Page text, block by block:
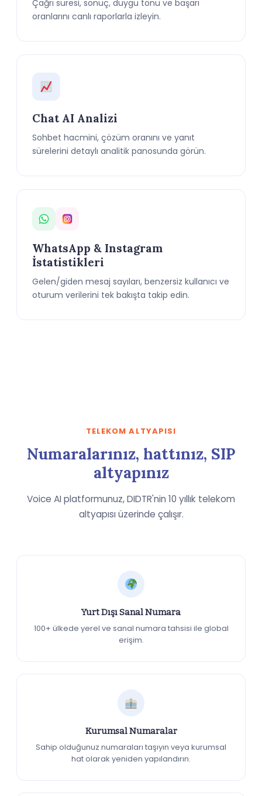
Çağrı süresi, sonuç, duygu tonu ve başarı
oranlarını canlı raporlarla izleyin.
Chat AI Analizi
Sohbet hacmini, çözüm oranını ve yanıt
sürelerini detaylı analitik panosunda görün.
WhatsApp & Instagram
İstatistikleri
Gelen/giden mesaj sayıları, benzersiz kullanıcı ve
oturum verilerini tek bakışta takip edin.
TELEKOM ALTYAPISI
Numaralarınız, hattınız, SIP
altyapınız
Voice AI platformunuz, DIDTR'nin 10 yıllık telekom
altyapısı üzerinde çalışır.
Yurt Dışı Sanal Numara
100+ ülkede yerel ve sanal numara tahsisi ile global
erişim.
Kurumsal Numaralar
Sahip olduğunuz numaraları taşıyın veya kurumsal
hat olarak yeniden yapılandırın.